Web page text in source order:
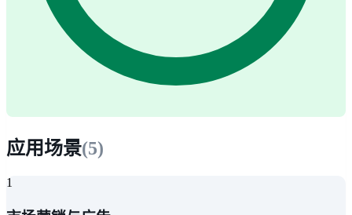
应用场景(5)
1